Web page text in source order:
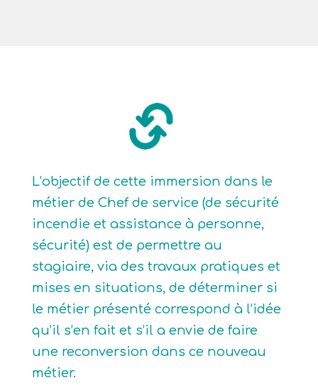
L’objectif de cette immersion dans le
métier de Chef de service (de sécurité
incendie et assistance à personne,
sécurité) est de permettre au
stagiaire, via des travaux pratiques et
mises en situations, de déterminer si
le métier présenté correspond à l’idée
qu’il s’en fait et s’il a envie de faire
une reconversion dans ce nouveau
métier.